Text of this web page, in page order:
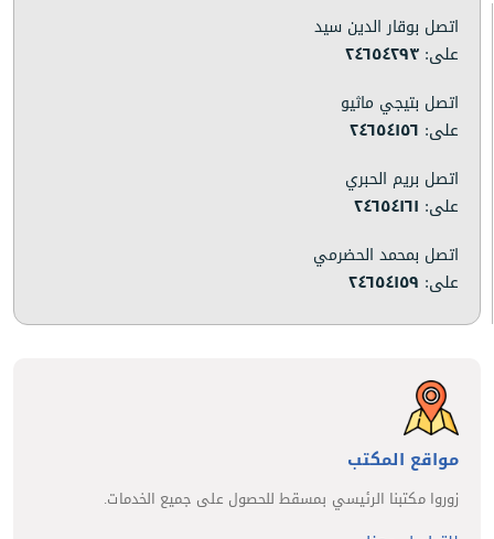
اتصل بوقار الدين سيد
على: ٢٤٦٥٤٢٩٣
اتصل بتيجي ماثيو
على: ٢٤٦٥٤١٥٦
اتصل بريم الحبري
على: ٢٤٦٥٤١٦١
اتصل بمحمد الحضرمي
على: ٢٤٦٥٤١٥٩
مواقع المكتب
زوروا مكتبنا الرئيسي بمسقط للحصول على جميع الخدمات.